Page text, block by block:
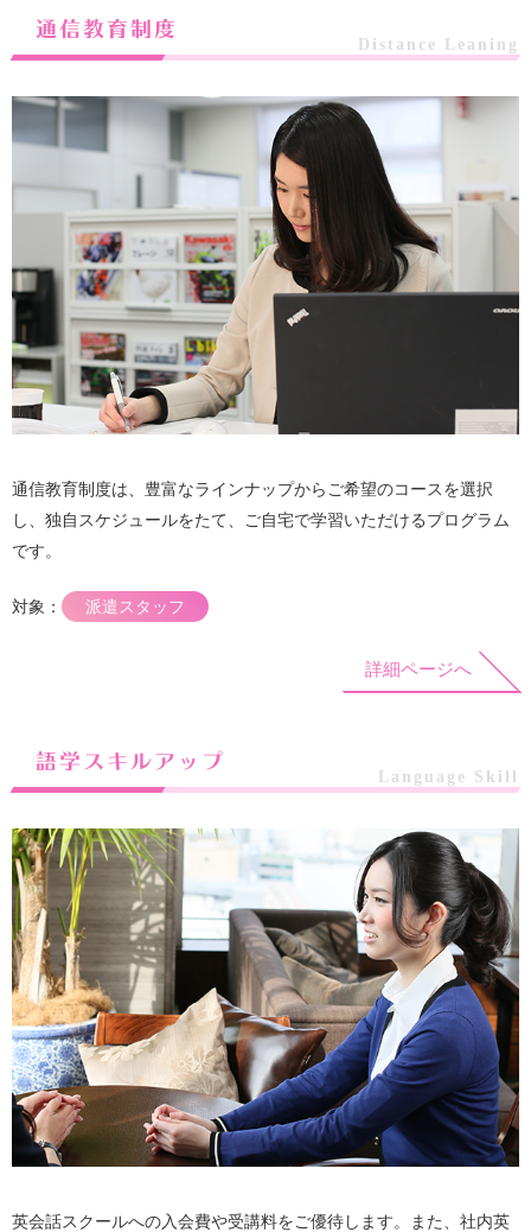
通信教育制度
Distance Leaning
通信教育制度は、豊富なラインナップからご希望のコースを選択
し、独自スケジュールをたて、ご自宅で学習いただけるプログラム
です。
対象： 派遣スタッフ
詳細ページへ
語学スキルアップ
Language Skill
英会話スクールへの入会費や受講料をご優待します。また、社内英